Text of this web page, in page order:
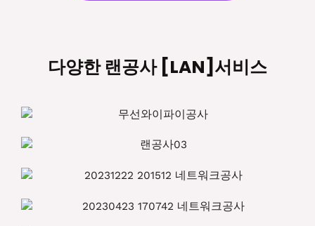
다양한 랜공사 [LAN]서비스